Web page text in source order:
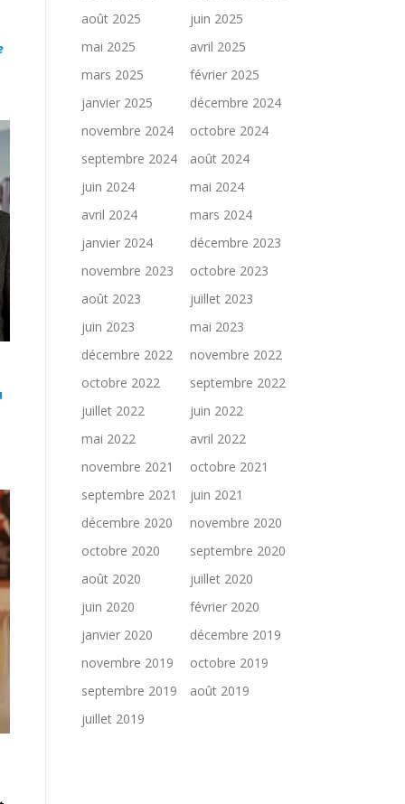
août 2025
juin 2025
mai 2025
avril 2025
mars 2025
février 2025
janvier 2025
décembre 2024
novembre 2024
octobre 2024
septembre 2024
août 2024
juin 2024
mai 2024
avril 2024
mars 2024
janvier 2024
décembre 2023
novembre 2023
octobre 2023
août 2023
juillet 2023
juin 2023
mai 2023
décembre 2022
novembre 2022
octobre 2022
septembre 2022
juillet 2022
juin 2022
mai 2022
avril 2022
novembre 2021
octobre 2021
septembre 2021
juin 2021
décembre 2020
novembre 2020
octobre 2020
septembre 2020
août 2020
juillet 2020
juin 2020
février 2020
janvier 2020
décembre 2019
novembre 2019
octobre 2019
septembre 2019
août 2019
juillet 2019